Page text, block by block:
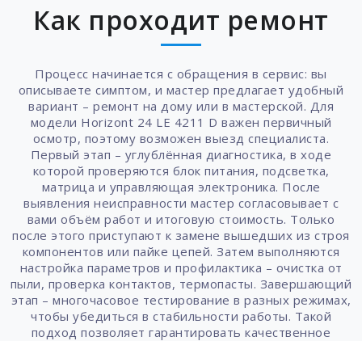
Как проходит ремонт
Процесс начинается с обращения в сервис: вы
описываете симптом, и мастер предлагает удобный
вариант – ремонт на дому или в мастерской. Для
модели Horizont 24 LE 4211 D важен первичный
осмотр, поэтому возможен выезд специалиста.
Первый этап – углублённая диагностика, в ходе
которой проверяются блок питания, подсветка,
матрица и управляющая электроника. После
выявления неисправности мастер согласовывает с
вами объём работ и итоговую стоимость. Только
после этого приступают к замене вышедших из строя
компонентов или пайке цепей. Затем выполняются
настройка параметров и профилактика – очистка от
пыли, проверка контактов, термопасты. Завершающий
этап – многочасовое тестирование в разных режимах,
чтобы убедиться в стабильности работы. Такой
подход позволяет гарантировать качественное